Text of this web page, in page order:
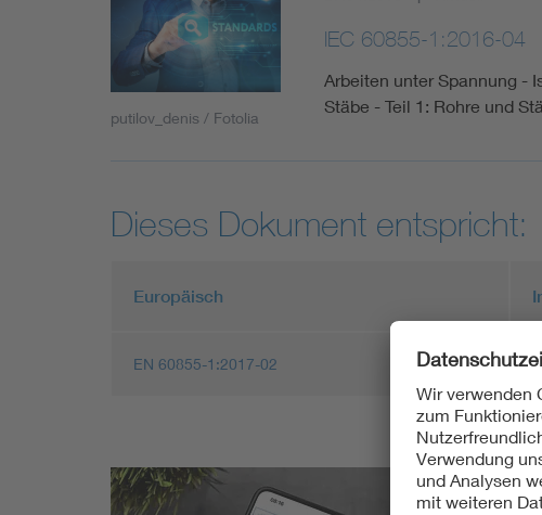
putilov_denis / Fotolia
IEC 60855-1:2016-04
Arbeiten unter Spannung -
Stäbe - Teil 1: Rohre und
Dieses Dokument entspricht:
Europäisch
EN 60855-1:2017-02